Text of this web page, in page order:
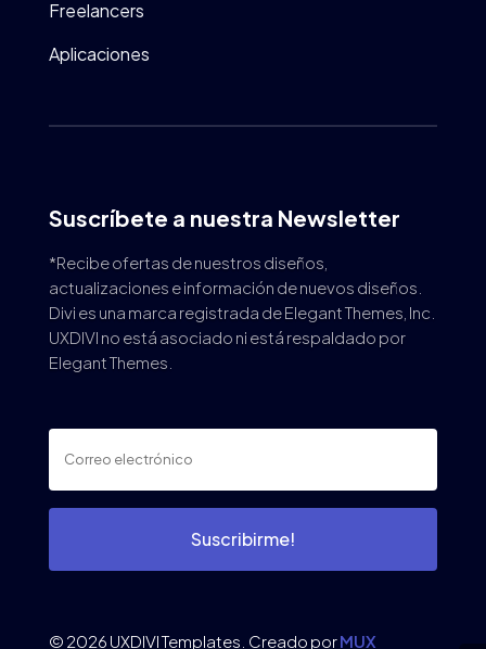
Freelancers
Aplicaciones
Suscríbete a nuestra Newsletter
*Recibe ofertas de nuestros diseños,
actualizaciones e información de nuevos diseños.
Divi es una marca registrada de Elegant Themes, Inc.
UXDIVI no está asociado ni está respaldado por
Elegant Themes.
Suscribirme!
© 2026 UXDIVI Templates. Creado porMUX